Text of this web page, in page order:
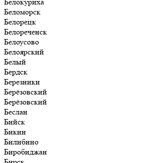
Беломорск
Белорецк
Белореченск
Белоусово
Белоярский
Белый
Бердск
Березники
Берёзовский
Берёзовский
Беслан
Бийск
Бикин
Билибино
Биробиджан